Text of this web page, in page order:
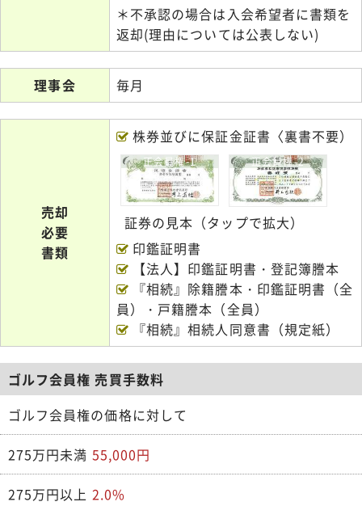
＊不承認の場合は入会希望者に書類を
返却(理由については公表しない)
理事会 毎月
売却
必要
書類
株券並びに保証金証書〈裏書不要）
正会員権-1 正会員権-2
証券の見本（タップで拡大）
印鑑証明書
【法人】印鑑証明書・登記簿謄本
『相続』除籍謄本・印鑑証明書（全
員）・戸籍謄本（全員）
『相続』相続人同意書（規定紙）
ゴルフ会員権 売買手数料
ゴルフ会員権の価格に対して
275万円未満 55,000円
275万円以上 2.0%